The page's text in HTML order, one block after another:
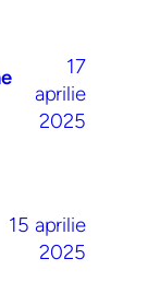
17
aprilie
2025
15 aprilie
2025